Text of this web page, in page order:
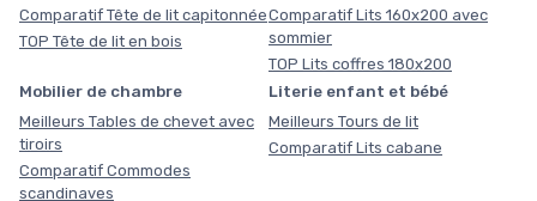
Comparatif Tête de lit capitonnée
TOP Tête de lit en bois
Comparatif Lits 160x200 avec
sommier
TOP Lits coffres 180x200
Mobilier de chambre
Meilleurs Tables de chevet avec
tiroirs
Comparatif Commodes
scandinaves
Literie enfant et bébé
Meilleurs Tours de lit
Comparatif Lits cabane